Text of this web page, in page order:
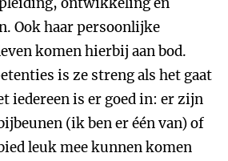
Ook haar persoonlijke
komen hierbij aan bod.
is ze streng als het gaat
iedereen is er goed in: er zijn
(ik ben er één van) of
leuk mee kunnen komen